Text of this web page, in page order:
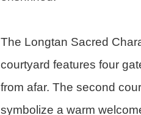
The Longtan Sacred
courtyard features four
from afar. The second
symbolize a warm